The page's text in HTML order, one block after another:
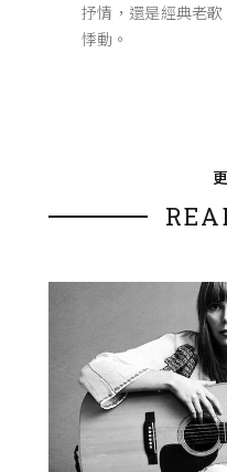
抒情，還是經典老
悸動。